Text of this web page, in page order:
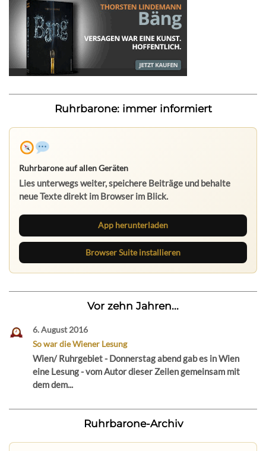
Ruhrbarone: immer informiert
Ruhrbarone auf allen Geräten
Lies unterwegs weiter, speichere Beiträge und behalte
neue Texte direkt im Browser im Blick.
App herunterladen
Browser Suite installieren
Vor zehn Jahren...
6. August 2016
So war die Wiener Lesung
Wien/ Ruhrgebiet - Donnerstag abend gab es in Wien
eine Lesung - vom Autor dieser Zeilen gemeinsam mit
dem dem...
Ruhrbarone-Archiv